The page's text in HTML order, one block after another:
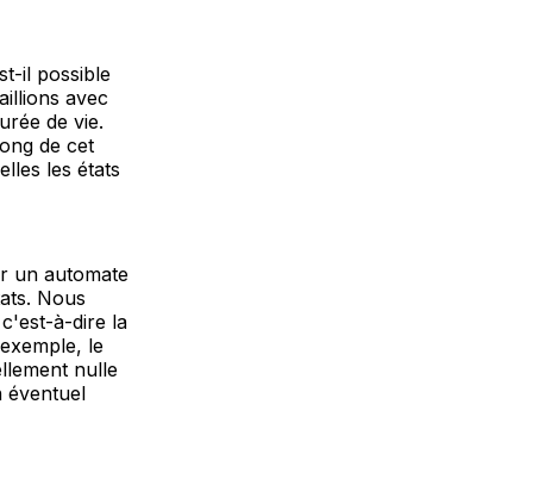
il possible
avec
de vie.
de cet
les états
un automate
Nous
à-dire la
le
nulle
éventuel